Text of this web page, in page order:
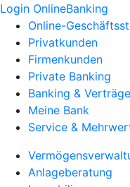
Login OnlineBanking
Online-
Privatkunden
Firmenkunden
Private Banking
Banking & Verträge
Meine Bank
Service &
Anlageberatung